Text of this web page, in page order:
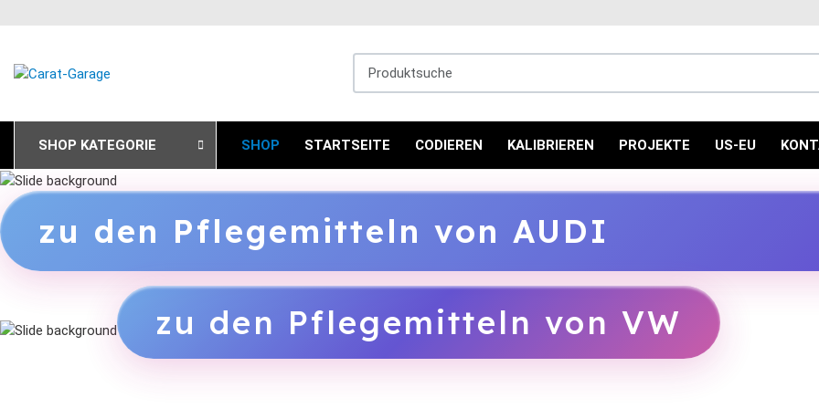
SHOP KATEGORIE SHOP STARTSEITE CODIEREN KALIBRIEREN PROJEKTE US-EU
zu den Pflegemitteln von AUDI
zu den Pflegemitteln von VW